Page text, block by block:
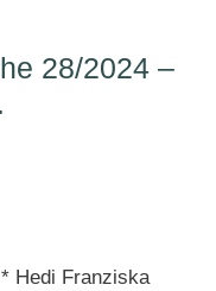
28/2024 –
Hedi Franziska